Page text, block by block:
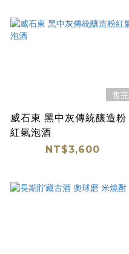
售完
威石東 黑中灰傳統釀造粉
紅氣泡酒
NT$3,600